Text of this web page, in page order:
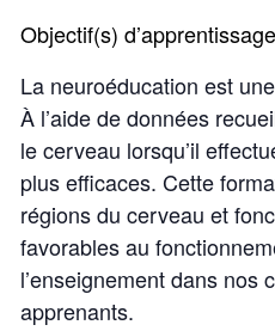
Objectif(s) d’apprentissage
La neuroéducation est
À l’aide de données
le cerveau lorsqu’il
plus efficaces. Cette
régions du cerveau et
favorables au
l’enseignement dans
apprenants.